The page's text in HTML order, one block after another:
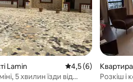
Lamin Середня оцінка:
4,5 (6)
5 хвилин їзди від
Розкіш і